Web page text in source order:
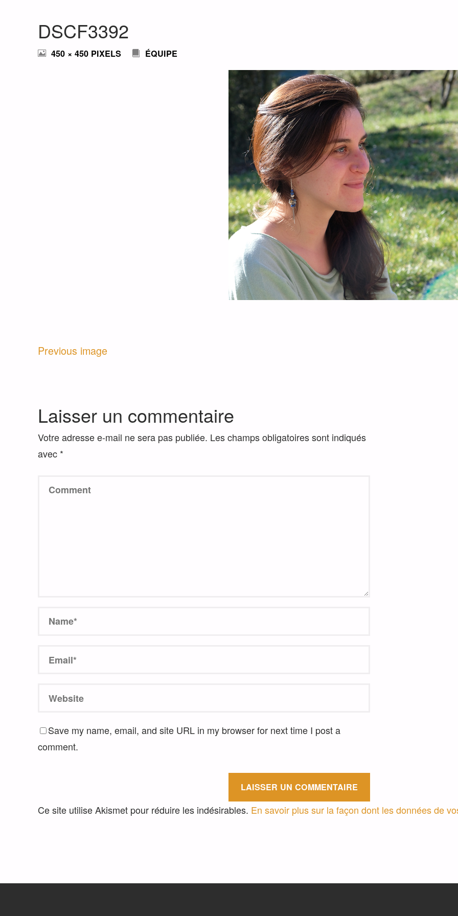
DSCF3392
FULL450 × 450 PIXELS ÉQUIPE
Previous image
Laisser un commentaire
Votre adresse e-mail ne sera pas publiée. Les champs obligatoires sont indiqués
avec *
Save my name, email, and site URL in my browser for next time I post a
comment.
Ce site utilise Akismet pour réduire les indésirables. En savoir plus sur la façon dont les données de